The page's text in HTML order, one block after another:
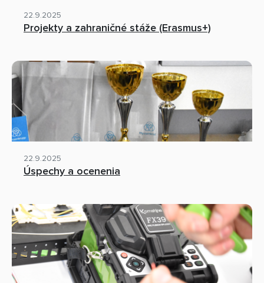
22.9.2025
Projekty a zahraničné stáže (Erasmus+)
22.9.2025
Úspechy a ocenenia